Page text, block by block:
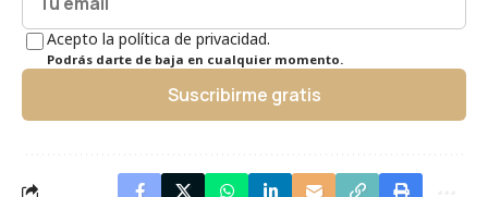
Acepto la política de privacidad.
Podrás darte de baja en cualquier momento.
Suscribirme gratis